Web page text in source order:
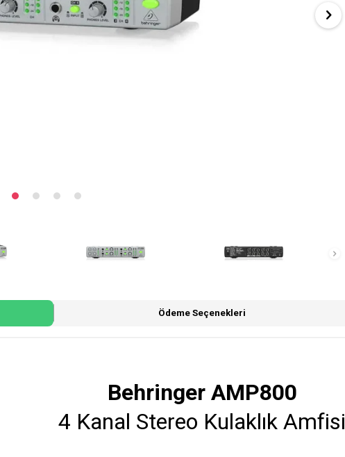
Ödeme Seçenekleri
Behringer AMP800
4 Kanal Stereo Kulaklık Amfisi